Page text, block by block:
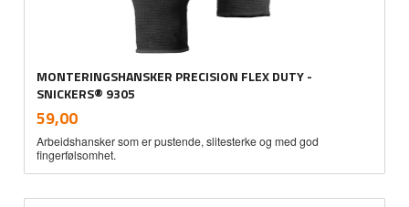
MONTERINGSHANSKER PRECISION FLEX DUTY -
SNICKERS® 9305
Pris
59,00mva.
Arbeidshansker som er pustende, slitesterke og med god
fingerfølsomhet.